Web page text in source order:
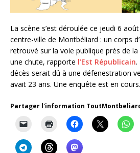
La scène s’est déroulée ce jeudi 6
centre-ville de Montbéliard : un corps
retrouvé sur la voie publique près de la
une chute, rapporte l’Est Républicain.
décès serait dû à une défenestration
avait 23 ans. Une enquête est en cours.
Partager l'information